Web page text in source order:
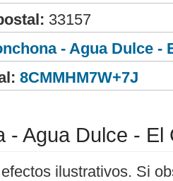
33157
- Agua Dulce -
8CMMHM7W+7J
- Agua Dulce - El
ilustrativos. Si